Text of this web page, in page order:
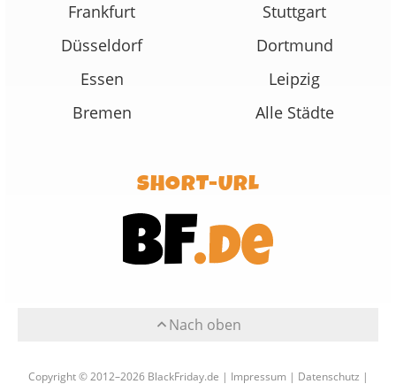
Frankfurt
Stuttgart
Düsseldorf
Dortmund
Essen
Leipzig
Bremen
Alle Städte
SHORT-URL
Nach oben
Copyright © 2012–2026 BlackFriday.de | Impressum | Datenschutz |